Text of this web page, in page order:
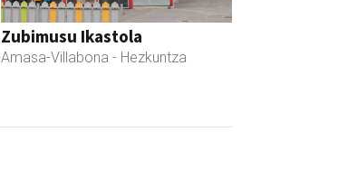
Zubimusu Ikastola
Amasa-Villabona - Hezkuntza